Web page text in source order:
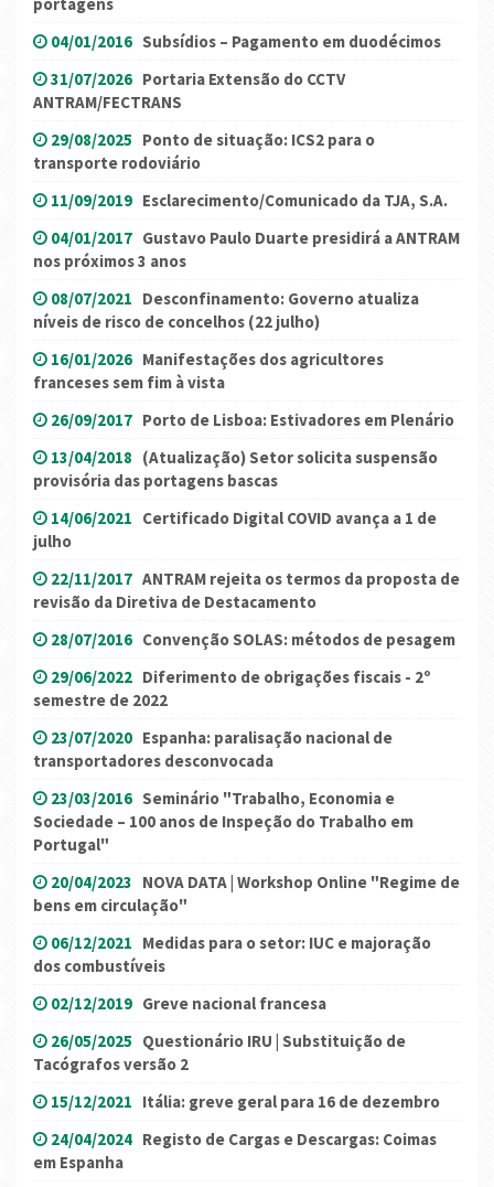
04/01/2016 Subsídios – Pagamento em duodécimos
31/07/2026 Portaria Extensão do CCTV
ANTRAM/FECTRANS
29/08/2025 Ponto de situação: ICS2 para o
transporte rodoviário
11/09/2019 Esclarecimento/Comunicado da TJA, S.A.
04/01/2017 Gustavo Paulo Duarte presidirá a ANTRAM
nos próximos 3 anos
08/07/2021 Desconfinamento: Governo atualiza
níveis de risco de concelhos (22 julho)
16/01/2026 Manifestações dos agricultores
franceses sem fim à vista
26/09/2017 Porto de Lisboa: Estivadores em Plenário
13/04/2018 (Atualização) Setor solicita suspensão
provisória das portagens bascas
14/06/2021 Certificado Digital COVID avança a 1 de
julho
22/11/2017 ANTRAM rejeita os termos da proposta de
revisão da Diretiva de Destacamento
28/07/2016 Convenção SOLAS: métodos de pesagem
29/06/2022 Diferimento de obrigações fiscais - 2º
semestre de 2022
23/07/2020 Espanha: paralisação nacional de
transportadores desconvocada
23/03/2016 Seminário "Trabalho, Economia e
Sociedade – 100 anos de Inspeção do Trabalho em
Portugal"
20/04/2023 NOVA DATA | Workshop Online "Regime de
bens em circulação"
06/12/2021 Medidas para o setor: IUC e majoração
dos combustíveis
02/12/2019 Greve nacional francesa
26/05/2025 Questionário IRU | Substituição de
Tacógrafos versão 2
15/12/2021 Itália: greve geral para 16 de dezembro
24/04/2024 Registo de Cargas e Descargas: Coimas
em Espanha